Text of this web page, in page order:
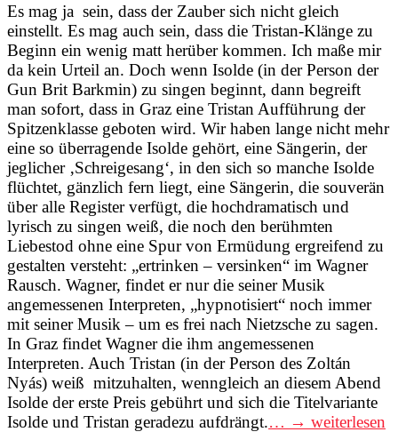
Es mag ja sein, dass der Zauber sich nicht gleich
einstellt. Es mag auch sein, dass die Tristan-Klänge zu
Beginn ein wenig matt herüber kommen. Ich maße mir
da kein Urteil an. Doch wenn Isolde (in der Person der
Gun Brit Barkmin) zu singen beginnt, dann begreift
man sofort, dass in Graz eine Tristan Aufführung der
Spitzenklasse geboten wird. Wir haben lange nicht mehr
eine so überragende Isolde gehört, eine Sängerin, der
jeglicher ‚Schreigesang‘, in den sich so manche Isolde
flüchtet, gänzlich fern liegt, eine Sängerin, die souverän
über alle Register verfügt, die hochdramatisch und
lyrisch zu singen weiß, die noch den berühmten
Liebestod ohne eine Spur von Ermüdung ergreifend zu
gestalten versteht: „ertrinken – versinken“ im Wagner
Rausch. Wagner, findet er nur die seiner Musik
angemessenen Interpreten, „hypnotisiert“ noch immer
mit seiner Musik – um es frei nach Nietzsche zu sagen.
In Graz findet Wagner die ihm angemessenen
Interpreten. Auch Tristan (in der Person des Zoltán
Nyás) weiß mitzuhalten, wenngleich an diesem Abend
Isolde der erste Preis gebührt und sich die Titelvariante
Isolde und Tristan geradezu aufdrängt.… → weiterlesen